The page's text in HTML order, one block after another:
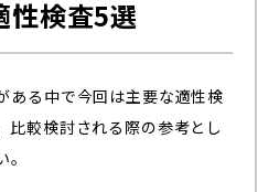
性検査5選
ある中で今回は主要な適性検
比較検討される際の参考とし